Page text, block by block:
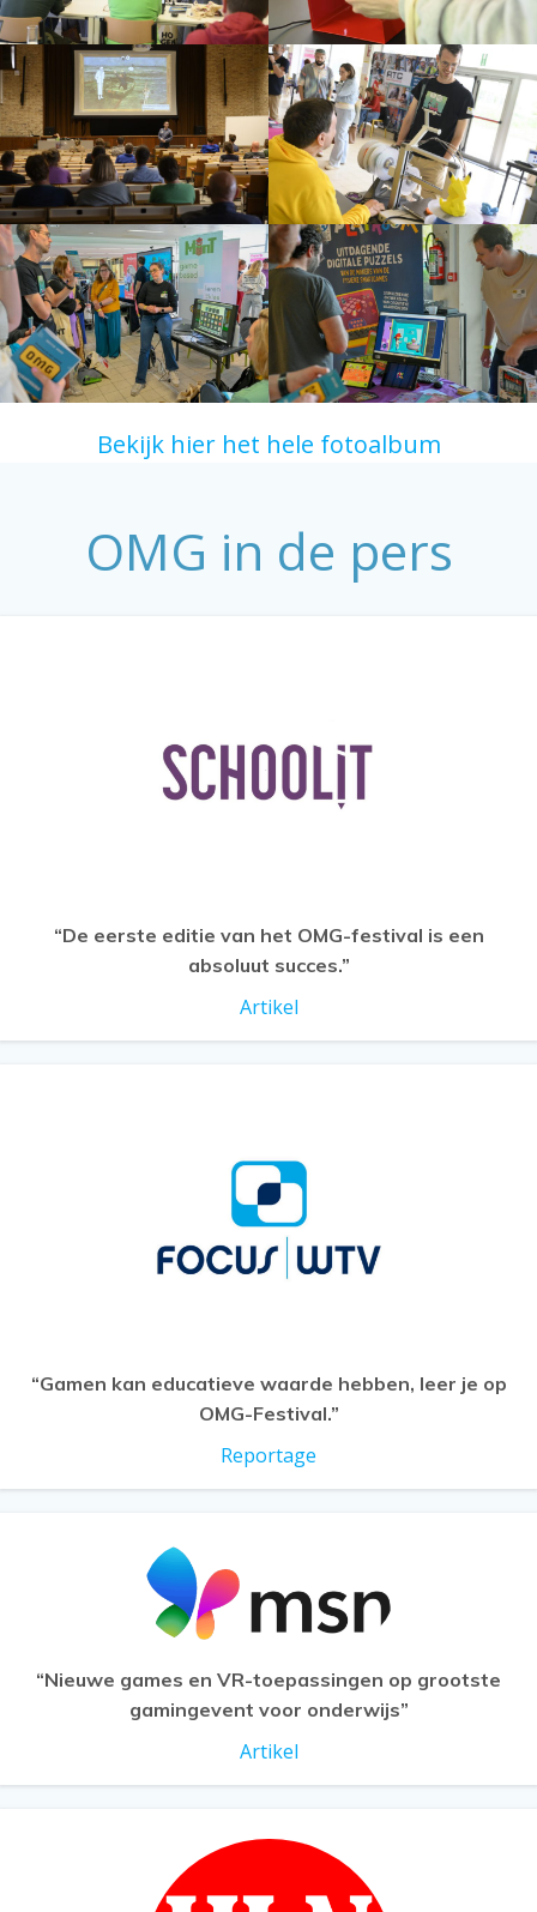
Bekijk hier het hele fotoalbum
OMG in de pers
“De eerste editie van het OMG-festival is een
absoluut succes.”
Artikel
“Gamen kan educatieve waarde hebben, leer je op
OMG-Festival.”
Reportage
“Nieuwe games en VR-toepassingen op grootste
gamingevent voor onderwijs”
Artikel